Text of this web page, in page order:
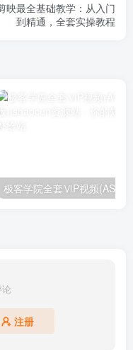
映最全基础教学：从入门
到精通，全套实操教程
极客学院全套ⅥP视频(AS版)
注册